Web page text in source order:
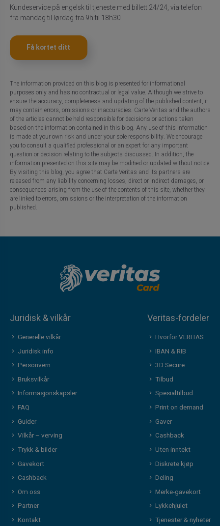
Kundeservice på engelsk til tjeneste med billett 24/24, via telefon
fra mandag til lørdag fra 9h til 18h30
Få kortet ditt
The information provided on this blog is presented for informational
purposes only and has no contractual or legal value. Although we strive to
ensure the accuracy, completeness and updating of the published content, it
may contain errors, omissions or inaccuracies. Carte Veritas and the authors
of the articles cannot be held responsible for decisions or actions taken
based on the information contained in this blog. Any use of this information
is made at your own risk and under your sole responsibility. We encourage
you to consult a qualified professional or an expert for any important
question or decision relating to the subjects discussed. In addition, the
information presented on this site may be modified or updated without notice.
By visiting this blog, you agree that Carte Veritas and its partners are
released from any liability concerning losses, direct or indirect damages, or
consequences arising from the use of the contents of this site, whether they
are linked to errors, omissions or the interpretation of the information
published.
Juridisk & vilkår
Generelle vilkår
Juridisk info
Personvern
Bruksvilkår
Informasjonskapsler
FAQ
Guider
Vilkår – verving
Trykk & bilder
Gavekort
Cashback
Om oss
Partner
Kontakt
Veritas-fordeler
Hvorfor VERITAS
IBAN & RIB
3D Secure
Tilbud
Spesialtilbud
Print on demand
Gaver
Cashback
Uten inntekt
Diskrete kjøp
Deling
Merke-gavekort
Lykkehjulet
Tjenester & nyheter